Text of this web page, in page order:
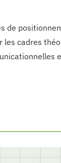
de
cadres